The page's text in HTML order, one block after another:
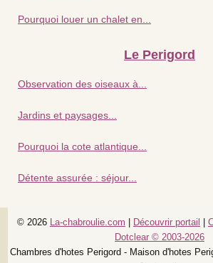
Pourquoi louer un chalet en...
Le Perigord
Observation des oiseaux à...
Jardins et paysages...
Pourquoi la cote atlantique...
Détente assurée : séjour...
© 2026 La-chabroulie.com Découvrir portail
Dotclear © 2003-2026
Chambres d'hotes Perigord - Maison d'hotes